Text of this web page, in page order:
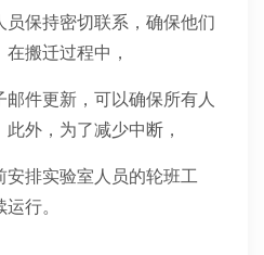
保持密切联系，确保他们
搬迁过程中，
件更新，可以确保所有人
外，为了减少中断，
排实验室人员的轮班工
行。